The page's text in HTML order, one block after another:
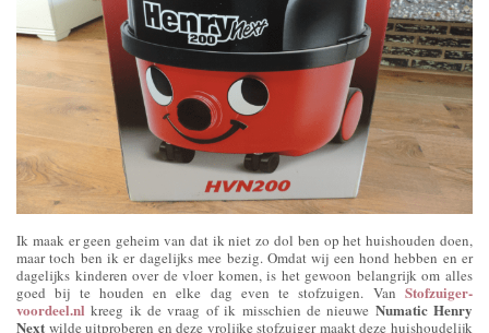
Ik maak er geen geheim van dat ik niet zo dol ben op het huishouden doen,
maar toch ben ik er dagelijks mee bezig. Omdat wij een hond hebben en er
dagelijks kinderen over de vloer komen, is het gewoon belangrijk om alles
goed bij te houden en elke dag even te stofzuigen. Van Stofzuiger-
voordeel.nl kreeg ik de vraag of ik misschien de nieuwe Numatic Henry
Next wilde uitproberen en deze vrolijke stofzuiger maakt deze huishoudelijk